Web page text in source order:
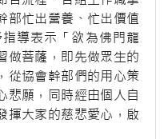
部忙出營養、忙出價值
導表示「欲為佛門龍
做菩薩，即先做眾生的
從協會幹部們的用心策
悲願，同時經由個人自
揮大家的慈悲愛心，啟